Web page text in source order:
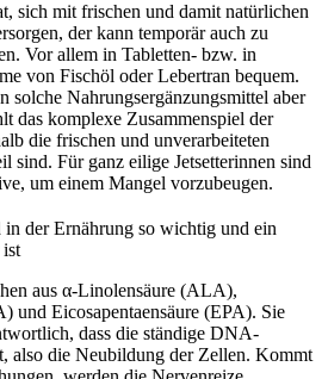
sich mit frischen und damit natürlichen
der kann temporär auch zu
Vor allem in Tabletten- bzw. in
von Fischöl oder Lebertran bequem.
solche Nahrungsergänzungsmittel aber
das komplexe Zusammenspiel der
die frischen und unverarbeiteten
sind. Für ganz eilige Jetsetterinnen sind
um einem Mangel vorzubeugen.
der Ernährung so wichtig und ein
aus α-Linolensäure (ALA),
und Eicosapentaensäure (EPA). Sie
dass die ständige DNA-
also die Neubildung der Zellen. Kommt